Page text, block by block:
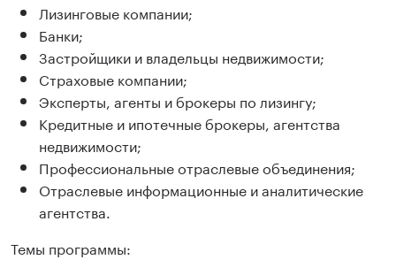
Лизинговые компании;
Банки;
Застройщики и владельцы недвижимости;
Страховые компании;
Эксперты, агенты и брокеры по лизингу;
Кредитные и ипотечные брокеры, агентства
недвижимости;
Профессиональные отраслевые объединения;
Отраслевые информационные и аналитические
агентства.
Темы программы: